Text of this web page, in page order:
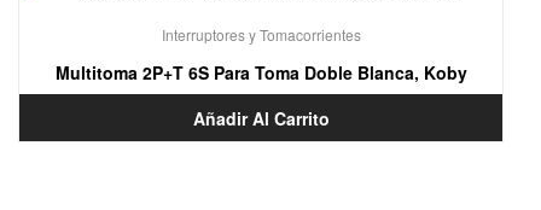
Interruptores y Tomacorrientes
Multitoma 2P+T 6S Para Toma Doble Blanca, Koby
Añadir Al Carrito